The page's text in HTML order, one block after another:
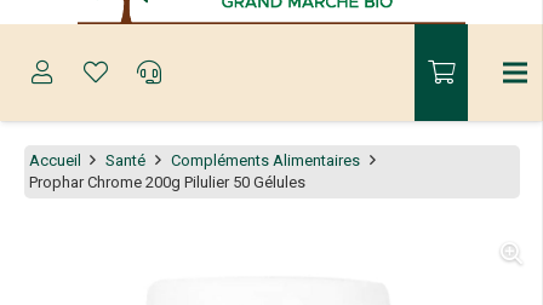
Accueil Santé
Compléments Alimentaires
Prophar Chrome 200g Pilulier 50 Gélules